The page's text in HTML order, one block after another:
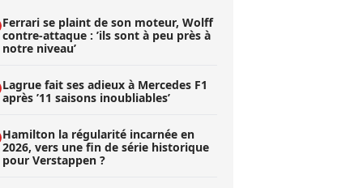
Ferrari se plaint de son moteur, Wolff
contre-attaque : ’ils sont à peu près à
notre niveau’
Lagrue fait ses adieux à Mercedes F1
après ’11 saisons inoubliables’
Hamilton la régularité incarnée en
2026, vers une fin de série historique
pour Verstappen ?